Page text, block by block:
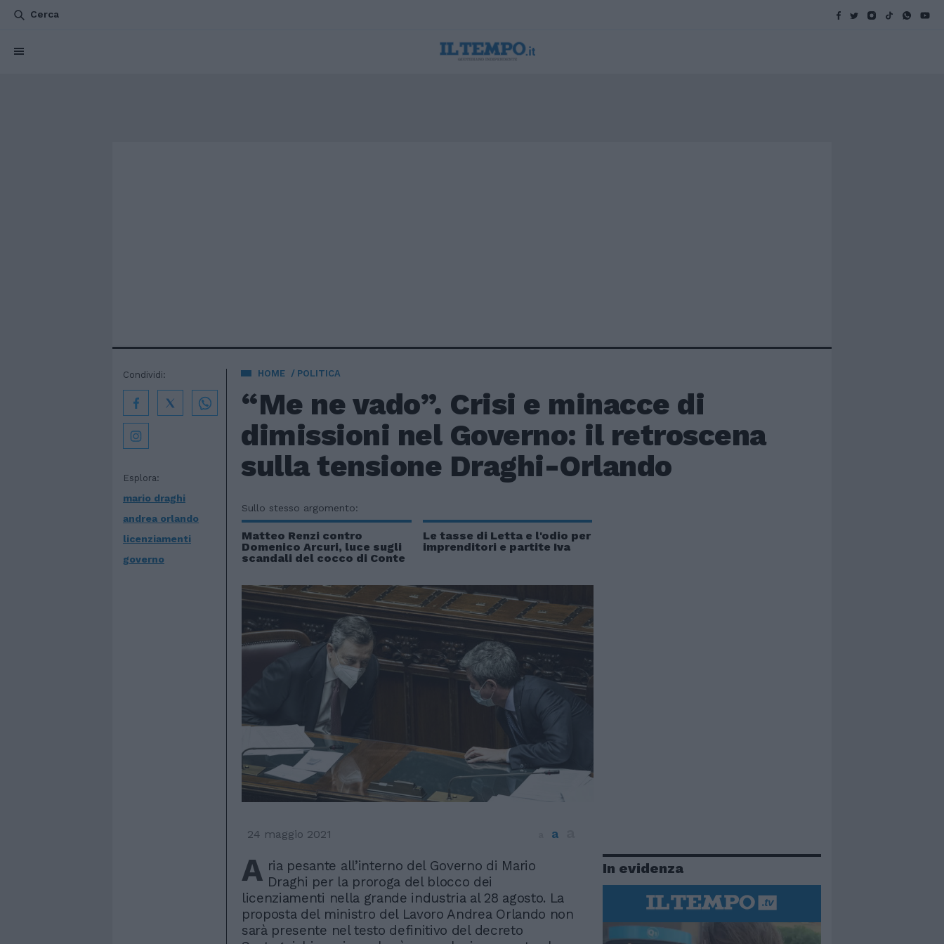
Cerca
HOME POLITICA
“Me ne vado”. Crisi e minacce di
dimissioni nel Governo: il retroscena
sulla tensione Draghi-Orlando
Esplora:
mario draghi
andrea orlando
licenziamenti
governo
Condividi:
Sullo stesso argomento:
Matteo Renzi contro
Domenico Arcuri, luce sugli
scandali del cocco di Conte
Le tasse di Letta e l'odio per
imprenditori e partite Iva
24 maggio 2021 a
A ria pesante all’interno del Governo di Mario
Draghi per la proroga del blocco dei
licenziamenti nella grande industria al 28 agosto. La
proposta del ministro del Lavoro Andrea Orlando non
sarà presente nel testo definitivo del decreto
In evidenza